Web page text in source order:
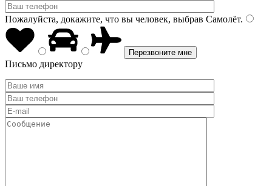
Пожалуйста, докажите, что вы человек, выбрав Самолёт.
Письмо директору